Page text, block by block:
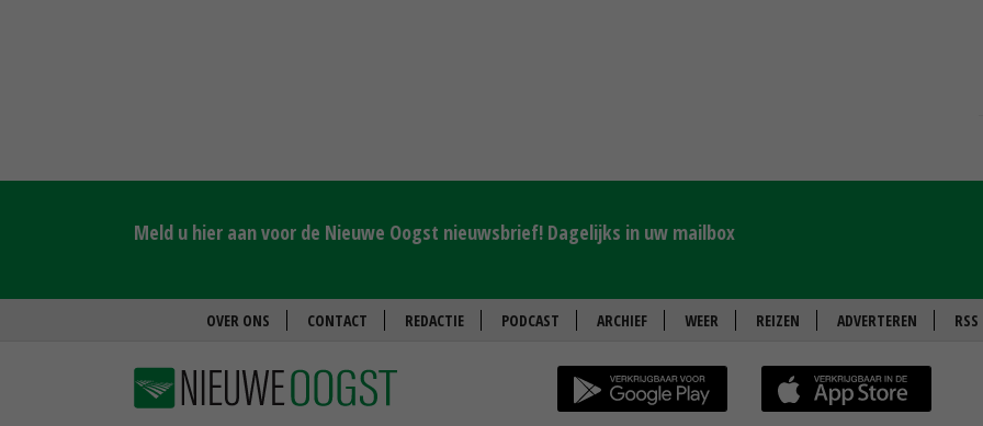
Meld u hier aan voor de Nieuwe Oogst nieuwsbrief! Dagelijks in uw mailbox
OVER ONS CONTACT REDACTIE PODCAST ARCHIEF WEER REIZEN ADVERTEREN RSS